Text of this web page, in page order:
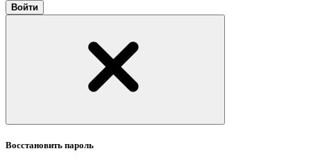
Войти
Восстановить пароль